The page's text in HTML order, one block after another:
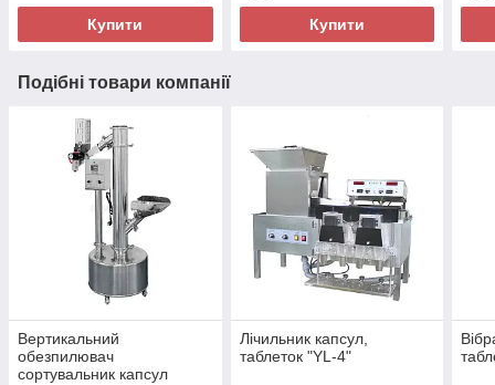
Купити Купити
Подібні товари компанії
Вертикальний
обезпилювач
сортувальник капсул
Лічильник капсул,
таблеток "YL-4"